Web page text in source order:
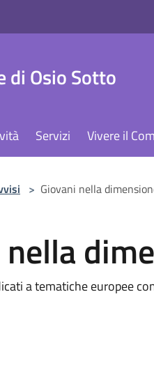
di Osio Sotto
Servizi Vivere il
> Giovani nella
a tematiche europee